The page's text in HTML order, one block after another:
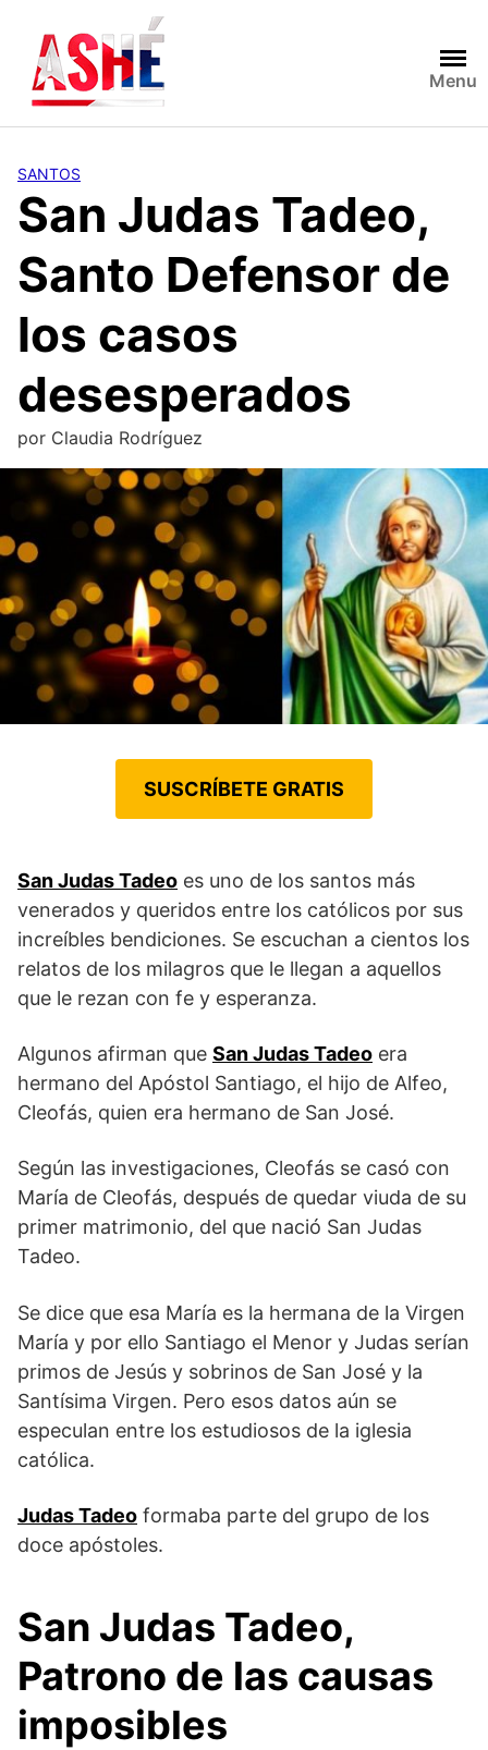
contenido
Menu
SANTOS
San Judas Tadeo,
Santo Defensor de
los casos
desesperados
por Claudia Rodríguez
SUSCRÍBETE GRATIS
San Judas Tadeo es uno de los santos más
venerados y queridos entre los católicos por sus
increíbles bendiciones. Se escuchan a cientos los
relatos de los milagros que le llegan a aquellos
que le rezan con fe y esperanza.
Algunos afirman que San Judas Tadeo era
hermano del Apóstol Santiago, el hijo de Alfeo,
Cleofás, quien era hermano de San José.
Según las investigaciones, Cleofás se casó con
María de Cleofás, después de quedar viuda de su
primer matrimonio, del que nació San Judas
Tadeo.
Se dice que esa María es la hermana de la Virgen
María y por ello Santiago el Menor y Judas serían
primos de Jesús y sobrinos de San José y la
Santísima Virgen. Pero esos datos aún se
especulan entre los estudiosos de la iglesia
católica.
Judas Tadeo formaba parte del grupo de los
doce apóstoles.
San Judas Tadeo,
Patrono de las causas
imposibles